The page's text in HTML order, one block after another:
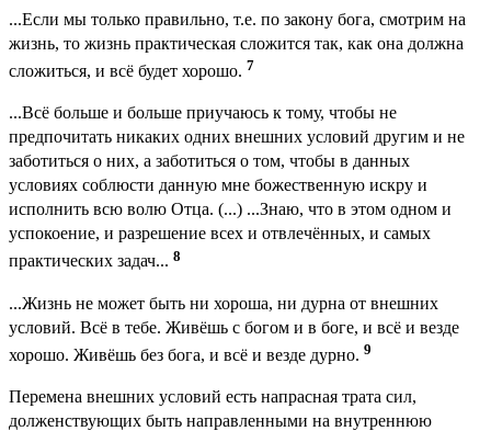
...Если мы только правильно, т.е. по закону бога, смотрим на
жизнь, то жизнь практическая сложится так, как она должна
сложиться, и всё будет хорошо. 7
...Всё больше и больше приучаюсь к тому, чтобы не
предпочитать никаких одних внешних условий другим и не
заботиться о них, а заботиться о том, чтобы в данных
условиях соблюсти данную мне божественную искру и
исполнить всю волю Отца. (...) ...Знаю, что в этом одном и
успокоение, и разрешение всех и отвлечённых, и самых
практических задач... 8
...Жизнь не может быть ни хороша, ни дурна от внешних
условий. Всё в тебе. Живёшь с богом и в боге, и всё и везде
хорошо. Живёшь без бога, и всё и везде дурно. 9
Перемена внешних условий есть напрасная трата сил,
долженствующих быть направленными на внутреннюю